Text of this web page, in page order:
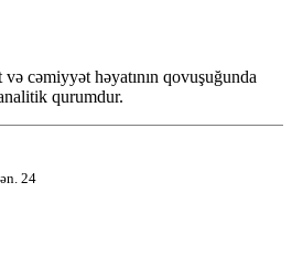
cəmiyyət həyatının qovuşuğunda
qurumdur.
24